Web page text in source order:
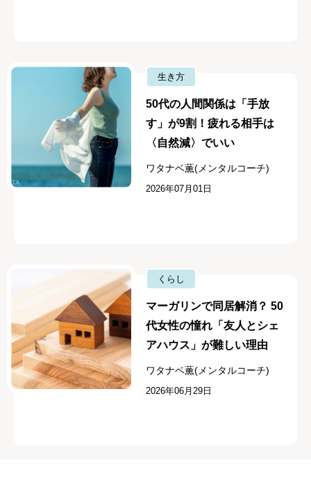
生き方
50代の人間関係は「手放
す」が9割！疲れる相手は
〈自然減〉でいい
ワタナベ薫(メンタルコーチ)
2026年07月01日
くらし
マーガリンで同居解消？ 50
代女性の憧れ「友人とシェ
アハウス」が難しい理由
ワタナベ薫(メンタルコーチ)
2026年06月29日